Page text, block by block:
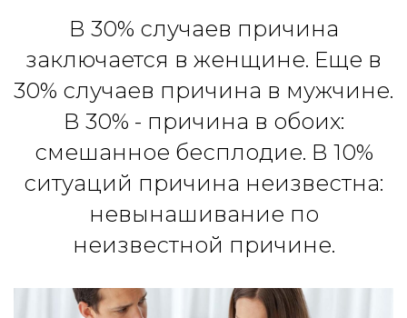
В 30% случаев причина
заключается в женщине. Еще в
30% случаев причина в мужчине.
В 30% - причина в обоих:
смешанное бесплодие. В 10%
ситуаций причина неизвестна:
невынашивание по
неизвестной причине.